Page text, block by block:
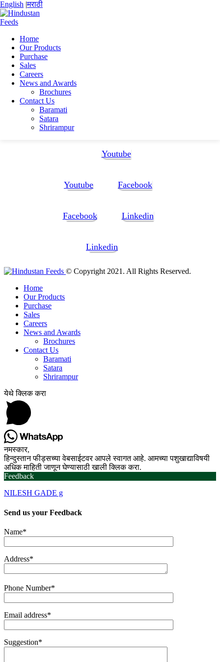
English |मराठी
Home
Our Products
Purchase
Sales
Careers
News and Awards
Brochures
Contact Us
Baramati
Satara
Shrirampur
Home
Gade Nilesh Dhanaji
NILESH GADE g
NILESH GADE g
NILESH GADE g
Youtube
Youtube Facebook
Facebook Linkedin
Linkedin
© Copyright 2021. All Rights Reserved.
Home
Our Products
Purchase
Sales
Careers
News and Awards
Brochures
Contact Us
Baramati
Satara
Shrirampur
येथे क्लिक करा
नमस्कार,
हिन्दुस्तान फीड्सच्या वेबसाईटवर आपले स्वागत आहे. आमच्या पशुखाद्याविषयी
अधिक माहिती जाणून घेण्यासाठी खाली क्लिक करा.
Feedback
NILESH GADE g
Send us your Feedback
Name*
Address*
Phone Number*
Email address*
Suggestion*